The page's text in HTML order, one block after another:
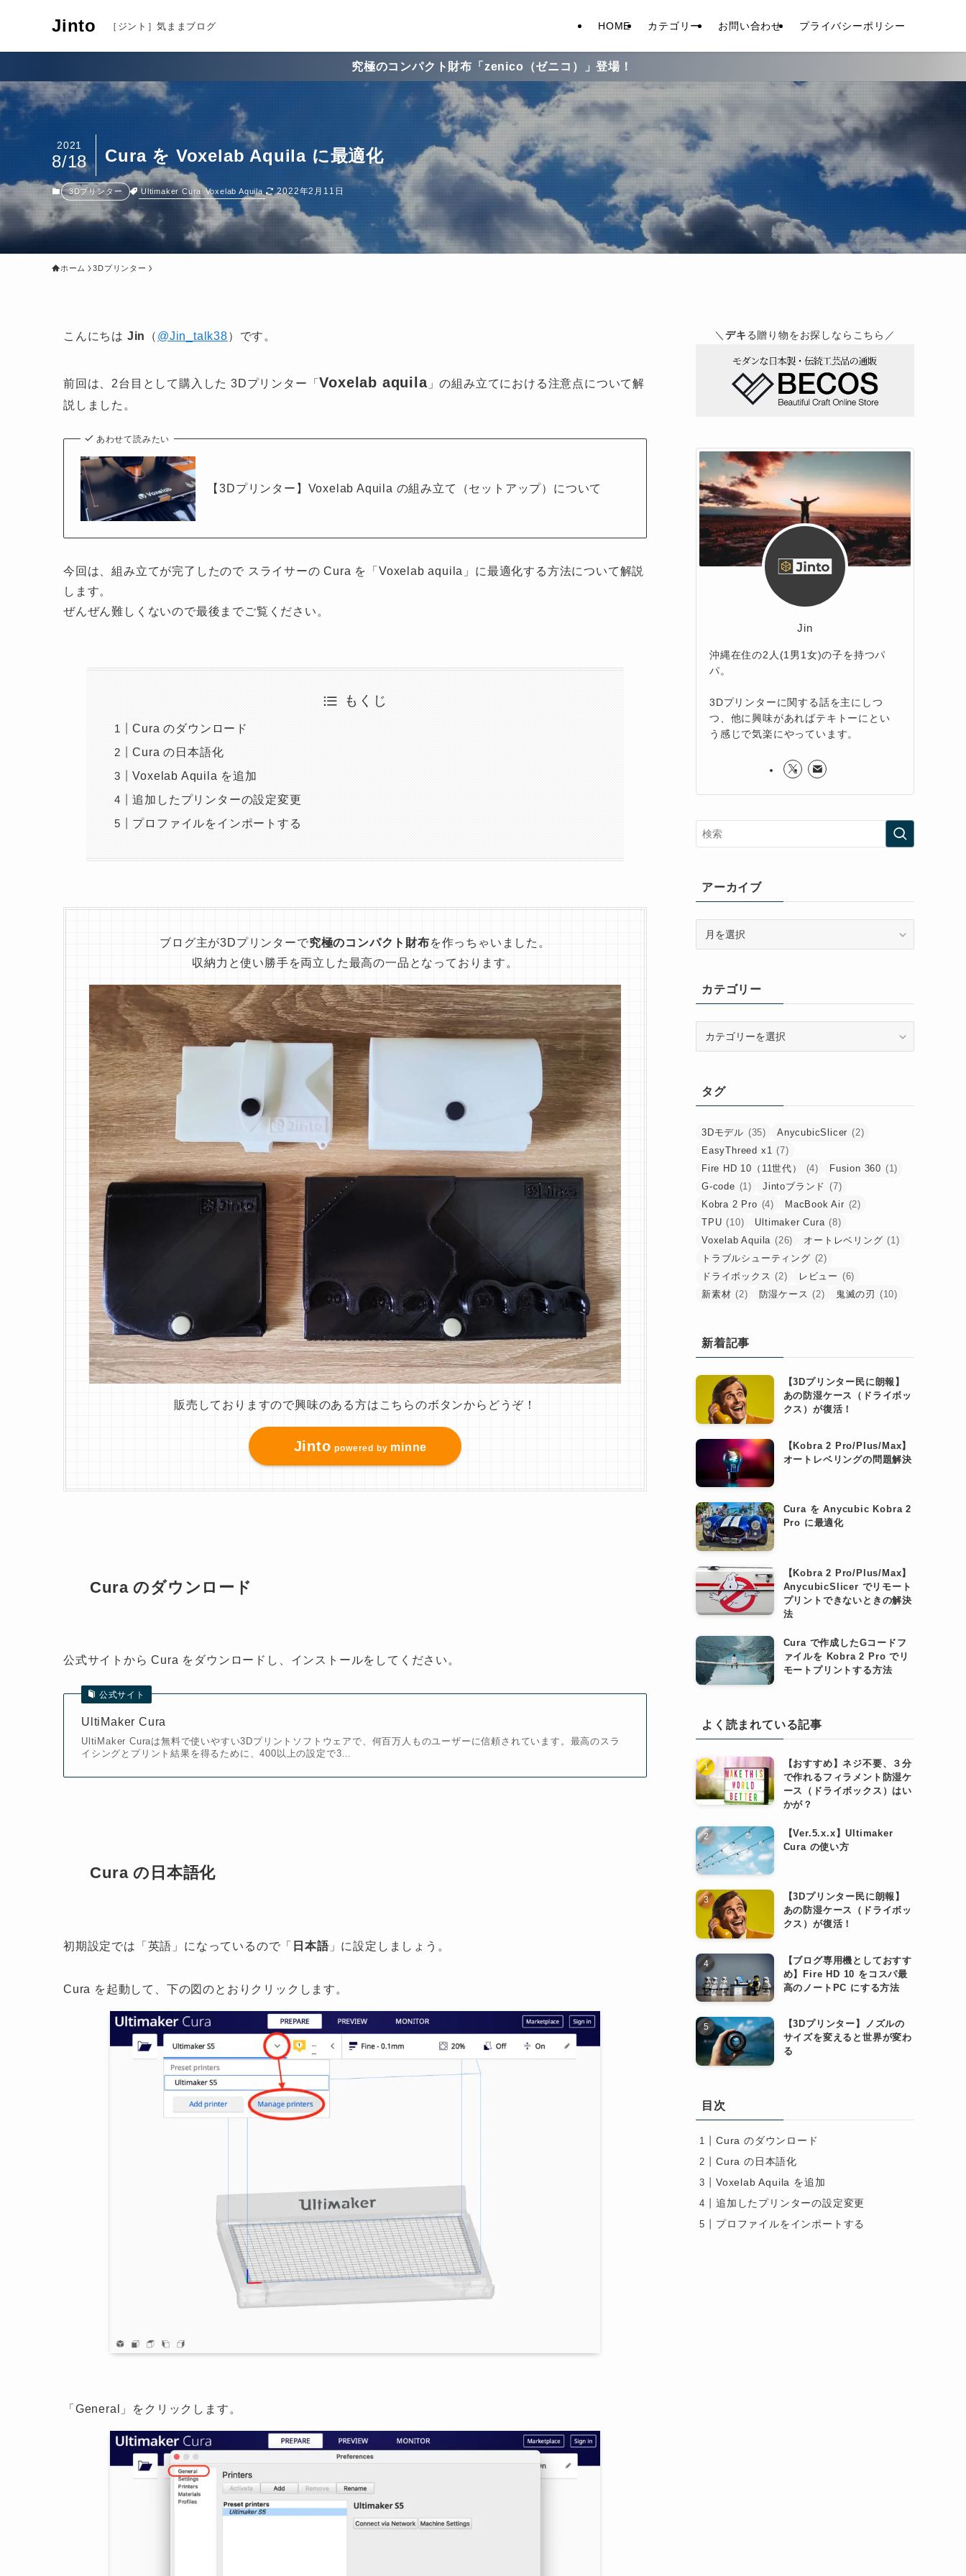
Jinto ［ジント］気ままブログ HOME カテゴリー お問い合わせ プライバシーポリシー
究極のコンパクト財布「zenico（ゼニコ）」登場！
Cura を Voxelab Aquila に最適化
2021
8/18
3Dプリンター Ultimaker Cura Voxelab Aquila 2022年2月11日
ホーム 3Dプリンター
こんにちは Jin （ @Jin_talk38）です。
前回は、2台目として購入した 3Dプリンター「 Voxelab aquila」の組み立てにおける注意点について解
説しました。
あわせて読みたい
【3Dプリンター】Voxelab Aquila の組み立て（セットアップ）について
今回は、組み立てが完了したので スライサーの Cura を「Voxelab aquila」に最適化する方法について解説
します。
ぜんぜん難しくないので最後までご覧ください。
もくじ
Cura のダウンロード
Cura の日本語化
Voxelab Aquila を追加
追加したプリンターの設定変更
プロファイルをインポートする
ブログ主が3Dプリンターで究極のコンパクト財布を作っちゃいました。
収納力と使い勝手を両立した最高の一品となっております。
販売しておりますので興味のある方はこちらのボタンからどうぞ！
Jinto powered by minne
Cura のダウンロード
公式サイトから Cura をダウンロードし、インストールをしてください。
公式サイト
UltiMaker Cura
UltiMaker Curaは無料で使いやすい3Dプリントソフトウェアで、何百万人ものユーザーに信頼されています。最高のスラ
イシングとプリント結果を得るために、400以上の設定で3…
Cura の日本語化
初期設定では「英語」になっているので「 日本語」に設定しましょう。
Cura を起動して、下の図のとおりクリックします。
「 General 」をクリックします。
＼ デキる贈り物をお探しならこちら／
Jin
沖縄在住の2人(1男1女)の子を持つパ
パ。
3Dプリンターに関する話を主にしつ
つ、他に興味があればテキトーにとい
う感じで気楽にやっています。
アーカイブ
ブカテゴリー
ータグ
3Dモデル (35) AnycubicSlicer (2)
EasyThreed x1 (7)
Fire HD 10（11世代）
(4) Fusion 360 (1)
G-code (1) Jintoブランド (7)
Kobra 2 Pro (4) MacBook Air (2)
TPU (10) Ultimaker Cura (8)
Voxelab Aquila (26) オートレベリング (1)
トラブルシューティング (2)
ドライボックス (2) レビュー (6)
新素材 (2) 防湿ケース (2) 鬼滅の刃 (10)
新着記事
【3Dプリンター民に朗報】
あの防湿ケース（ドライボッ
クス）が復活！
【Kobra 2 Pro/Plus/Max】
オートレベリングの問題解決
Cura を Anycubic Kobra 2
Pro に最適化
【Kobra 2 Pro/Plus/Max】
AnycubicSlicer でリモート
プリントできないときの解決
法
Cura で作成したGコードフ
ァイルを Kobra 2 Pro でリ
モートプリントする方法
よく読まれている記事
【おすすめ】ネジ不要、３分
で作れるフィラメント防湿ケ
ース（ドライボックス）はい
かが？
【Ver.5.x.x】Ultimaker
Cura の使い方
【3Dプリンター民に朗報】
あの防湿ケース（ドライボッ
クス）が復活！
【ブログ専用機としておすす
め】Fire HD 10 をコスパ最
高のノートPC にする方法
【3Dプリンター】ノズルの
サイズを変えると世界が変わ
る
目次
Cura のダウンロード
Cura の日本語化
Voxelab Aquila を追加
追加したプリンターの設定変更
プロファイルをインポートする